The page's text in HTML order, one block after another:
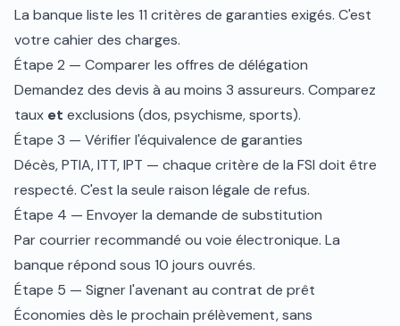
La banque liste les 11 critères de garanties exigés. C'est
votre cahier des charges.
Étape 2 — Comparer les offres de délégation
Demandez des devis à au moins 3 assureurs. Comparez
taux et exclusions (dos, psychisme, sports).
Étape 3 — Vérifier l'équivalence de garanties
Décès, PTIA, ITT, IPT — chaque critère de la FSI doit être
respecté. C'est la seule raison légale de refus.
Étape 4 — Envoyer la demande de substitution
Par courrier recommandé ou voie électronique. La
banque répond sous 10 jours ouvrés.
Étape 5 — Signer l'avenant au contrat de prêt
Économies dès le prochain prélèvement, sans